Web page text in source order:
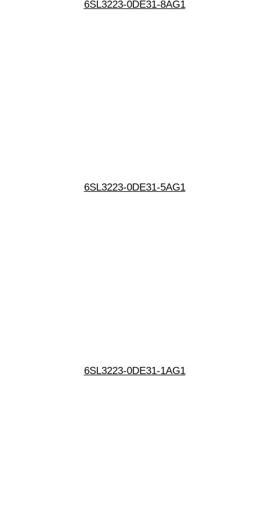
6SL3223-0DE31-8AG1
6SL3223-0DE31-5AG1
6SL3223-0DE31-1AG1